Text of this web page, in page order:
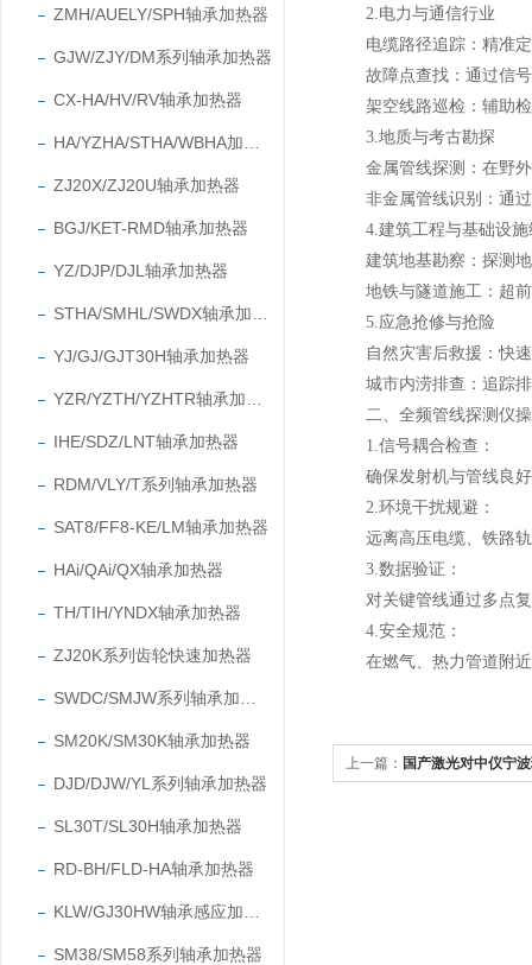
ZMH/AUELY/SPH轴承加热器
GJW/ZJY/DM系列轴承加热器
CX-HA/HV/RV轴承加热器
ZJ20X/ZJ20U轴承加热器
BGJ/KET-RMD轴承加热器
YZ/DJP/DJL轴承加热器
YJ/GJ/GJT30H轴承加热器
IHE/SDZ/LNT轴承加热器
RDM/VLY/T系列轴承加热器
SAT8/FF8-KE/LM轴承加热器
HAi/QAi/QX轴承加热器
TH/TIH/YNDX轴承加热器
ZJ20K系列齿轮快速加热器
SM20K/SM30K轴承加热器
DJD/DJW/YL系列轴承加热器
SL30T/SL30H轴承加热器
RD-BH/FLD-HA轴承加热器
SM38/SM58系列轴承加热器
2.电力与通信行业
电缆路径追踪：精准定
故障点查找：通过信号
架空线路巡检：辅助检
3.地质与考古勘探
金属管线探测：在野外
非金属管线识别：通过
4.建筑工程与基础设施
建筑地基勘察：探测地
地铁与隧道施工：超前
5.应急抢修与抢险
自然灾害后救援：快速
城市内涝排查：追踪排
二、全频管线探测仪操
1.信号耦合检查：
确保发射机与管线良好
2.环境干扰规避：
远离高压电缆、铁路轨
3.数据验证：
对关键管线通过多点复
4.安全规范：
在燃气、热力管道附近
上一篇： 国产激光对中仪宁